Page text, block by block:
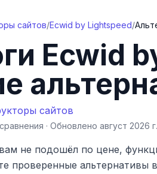
сайтов/Ecwid by Lightspeed/
Ecwid
сайтов
· Обновлено август 2026 г.
вам не подошёл по цене,
проверенные альтернативы